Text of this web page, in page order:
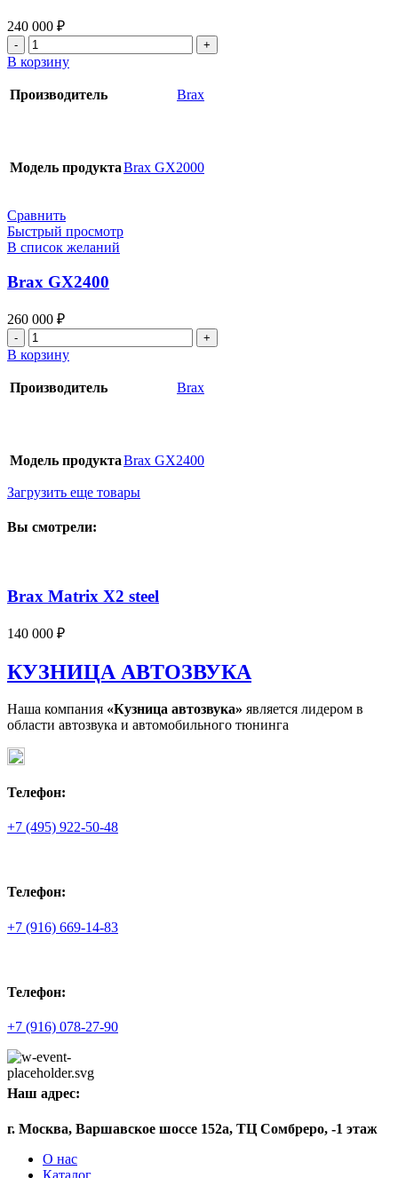
240 000 ₽
Количество
товара
Brax
GX2000
В корзину
Производитель Brax
Модель продуктаBrax GX2000
Сравнить
Быстрый просмотр
В список желаний
Brax GX2400
260 000 ₽
Количество
товара
Brax
GX2400
В корзину
Производитель Brax
Модель продуктаBrax GX2400
Загрузить еще товары
Вы смотрели:
Brax Matrix X2 steel
140 000 ₽
КУЗНИЦА АВТОЗВУКА
Наша компания «Кузница автозвука» является лидером в
области автозвука и автомобильного тюнинга
Телефон:
+7 (495) 922-50-48
Телефон:
+7 (916) 669-14-83
Телефон:
+7 (916) 078-27-90
Наш адрес:
г. Москва, Варшавское шоссе 152а, ТЦ Сомбреро, -1 этаж
О нас
Каталог